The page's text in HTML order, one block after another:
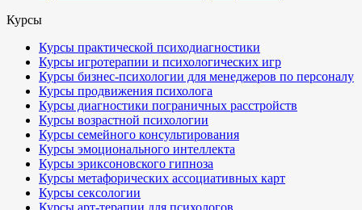
Курсы
Курсы практической психодиагностики
Курсы игротерапии и психологических игр
Курсы бизнес-психологии для менеджеров по персоналу
Курсы продвижения психолога
Курсы диагностики пограничных расстройств
Курсы возрастной психологии
Курсы семейного консультирования
Курсы эмоционального интеллекта
Курсы эриксоновского гипноза
Курсы метафорических ассоциативных карт
Курсы сексологии
Курсы арт-терапии для психологов